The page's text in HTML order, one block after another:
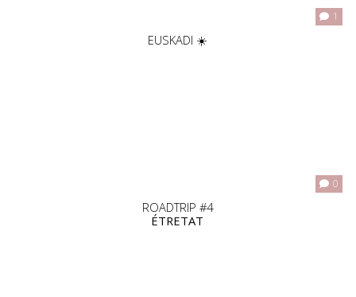
1
EUSKADI ☀️
0
ROADTRIP #4
ÉTRETAT